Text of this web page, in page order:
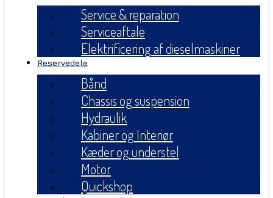
Service & reparation
Serviceaftale
Elektrificering af dieselmaskiner
Reservedele
Bånd
Chassis og suspension
Hydraulik
Kabiner og Interiør
Kæder og understel
Motor
Quickshop